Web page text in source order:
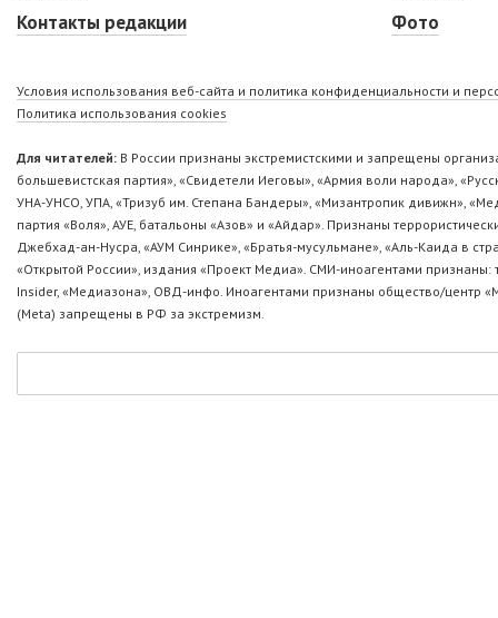
Контакты редакции
Фото
Условия использования веб-сайта и политика конфиденциальности и
Политика использования cookies
Для читателей: В России признаны экстремистскими и запрещены
большевистская партия», «Свидетели Иеговы», «Армия воли народа»,
УНА-УНСО, УПА, «Тризуб им. Степана Бандеры», «Мизантропик дивижн»,
партия «Воля», АУЕ, батальоны «Азов» и «Айдар». Признаны
Джебхад-ан-Нусра, «АУМ Синрике», «Братья-мусульмане», «Аль-Каида в
«Открытой России», издания «Проект Медиа». СМИ-иноагентами
Insider, «Медиазона», ОВД-инфо. Иноагентами признаны общество/центр
(Metа) запрещены в РФ за экстремизм.